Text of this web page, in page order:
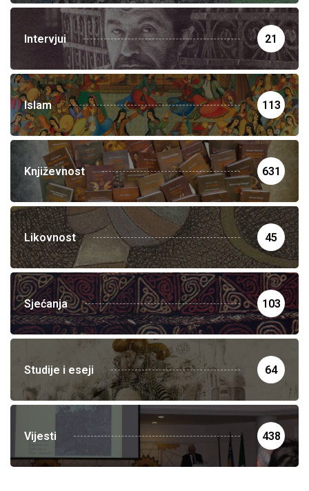
Intervjui 21
Islam 113
Književnost 631
Likovnost 45
Sjećanja 103
Studije i eseji 64
Vijesti 438